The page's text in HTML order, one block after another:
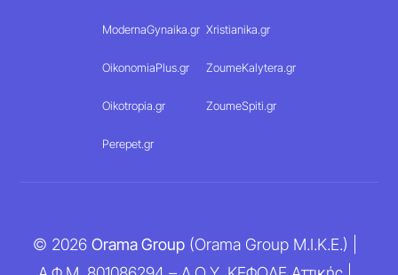
ModernaGynaika.gr Xristianika.gr
OikonomiaPlus.gr ZoumeKalytera.gr
Oikotropia.gr ZoumeSpiti.gr
Perepet.gr
© 2026 Orama Group(Orama Group Μ.Ι.Κ.Ε.) |